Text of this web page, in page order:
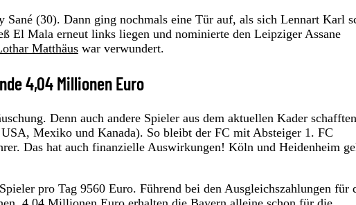
Sané (30). Dann ging nochmals eine Tür auf, als sich Lennart Karl
El Mala erneut links liegen und nominierte den Leipziger Assane
Matthäus war verwundert.
4,04 Millionen Euro
Denn auch andere Spieler aus dem aktuellen Kader schafften
Mexiko und Kanada). So bleibt der FC mit Absteiger 1. FC
Das hat auch finanzielle Auswirkungen! Köln und Heidenheim
pro Tag 9560 Euro. Führend bei den Ausgleichszahlungen für